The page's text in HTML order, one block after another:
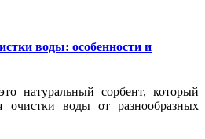
воды: особенности и
натуральный сорбент, который
очистки воды от разнообразных